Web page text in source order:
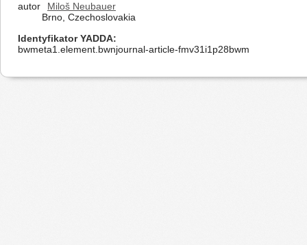
autor
Miloš Neubauer
Brno, Czechoslovakia
Identyfikator YADDA
bwmeta1.element.bwnjournal-article-fmv31i1p28bwm